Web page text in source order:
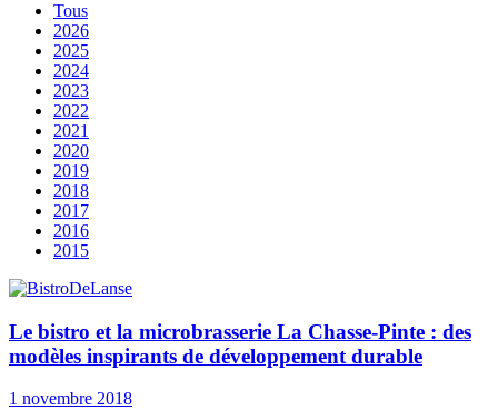
Tous
2026
2025
2024
2023
2022
2021
2020
2019
2018
2017
2016
2015
Le bistro et la microbrasserie La Chasse-Pinte : des
modèles inspirants de développement durable
1 novembre 2018